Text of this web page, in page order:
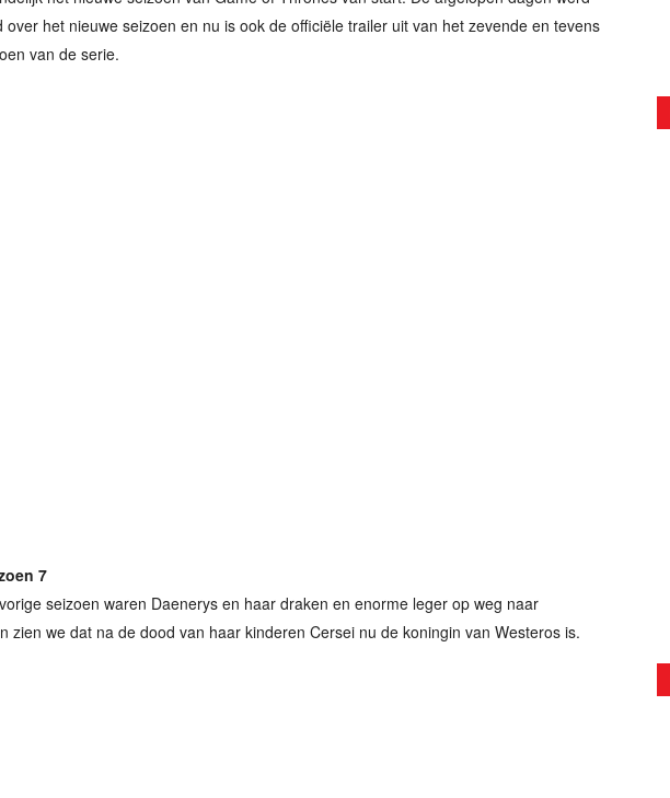
het nieuwe seizoen en nu is ook de officiële trailer uit van het zevende en tevens
van de serie.
7
seizoen waren Daenerys en haar draken en enorme leger op weg naar
zien we dat na de dood van haar kinderen Cersei nu de koningin van Westeros is.